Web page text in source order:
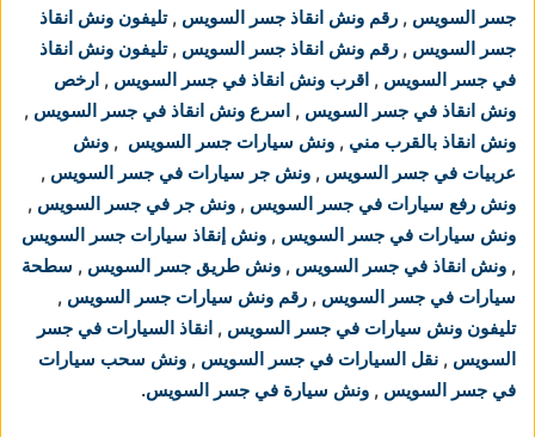
جسر السويس , رقم ونش انقاذ جسر السويس ,تليفون ونش انقاذ
جسر السويس , رقم ونش انقاذ جسر السويس ,تليفون ونش انقاذ
في جسر السويس , اقرب ونش انقاذ في جسر السويس , ارخص
ونش انقاذ في جسر السويس , اسرع ونش انقاذ في جسر السويس ,
ونش انقاذ بالقرب مني , ونش سيارات جسر السويس , ونش
عربيات في جسر السويس , ونش جر سيارات في جسر السويس ,
ونش رفع سيارات في جسر السويس , ونش جر في جسر السويس ,
ونش سيارات في جسر السويس , ونش إنقاذ سيارات جسر السويس
, ونش انقاذ في جسر السويس , ونش طريق جسر السويس , سطحة
سيارات في جسر السويس , رقم ونش سيارات جسر السويس ,
تليفون ونش سيارات في جسر السويس , انقاذ السيارات في جسر
السويس , نقل السيارات في جسر السويس , ونش سحب سيارات
في جسر السويس , ونش سيارة في جسر السويس.